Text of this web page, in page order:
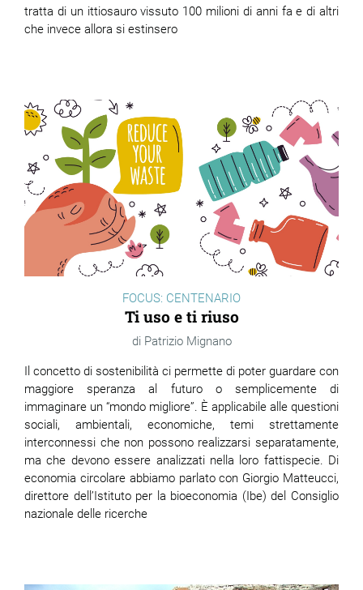
tratta di un ittiosauro vissuto 100 milioni di anni fa e di altri
che invece allora si estinsero
FOCUS: CENTENARIO
Ti uso e ti riuso
Patrizio Mignano
Il concetto di sostenibilità ci permette di poter guardare con
maggiore speranza al futuro o semplicemente di
immaginare un “mondo migliore”. È applicabile alle questioni
sociali, ambientali, economiche, temi strettamente
interconnessi che non possono realizzarsi separatamente,
ma che devono essere analizzati nella loro fattispecie. Di
economia circolare abbiamo parlato con Giorgio Matteucci,
direttore dell’Istituto per la bioeconomia (Ibe) del Consiglio
nazionale delle ricerche